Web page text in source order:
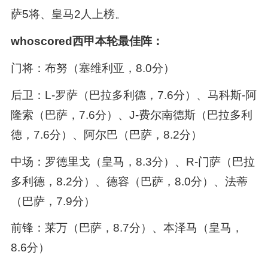
萨5将、皇马2人上榜。
whoscored西甲本轮最佳阵：
门将：布努（塞维利亚，8.0分）
后卫：L-罗萨（巴拉多利德，7.6分）、马科斯-阿
隆索（巴萨，7.6分）、J-费尔南德斯（巴拉多利
德，7.6分）、阿尔巴（巴萨，8.2分）
中场：罗德里戈（皇马，8.3分）、R-门萨（巴拉
多利德，8.2分）、德容（巴萨，8.0分）、法蒂
（巴萨，7.9分）
前锋：莱万（巴萨，8.7分）、本泽马（皇马，
8.6分）